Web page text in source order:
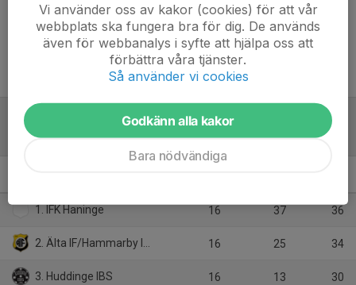
Inget referat skrivet
Tabell
1. IFK Haninge 16 37 36
2. Älta IF/Hammarby IF IBF 16 25 34
3. Huddinge IBS 16 13 30
Vi använder oss av kakor (cookies) för att vår
webbplats ska fungera bra för dig. De används
även för webbanalys i syfte att hjälpa oss att
förbättra våra tjänster.
Så använder vi cookies
Godkänn alla kakor
Bara nödvändiga